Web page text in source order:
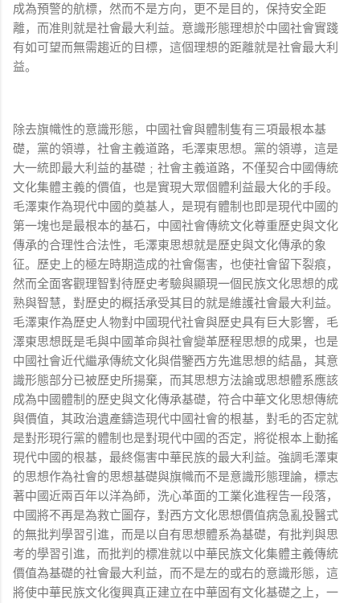
成為預警的航標，然而不是方向，更不是目的，保持安全距
離，而准則就是社會最大利益。意識形態理想於中國社會實踐
有如可望而無需趨近的目標，這個理想的距離就是社會最大利
益。
除去旗幟性的意識形態，中國社會與體制隻有三項最根本基
礎，黨的領導，社會主義道路，毛澤東思想。黨的領導，這是
大一統即最大利益的基礎﹔社會主義道路，不僅契合中國傳統
文化集體主義的價值，也是實現大眾個體利益最大化的手段。
毛澤東作為現代中國的奠基人，是現有體制也即是現代中國的
第一塊也是最根本的基石，中國社會傳統文化尊重歷史與文化
傳承的合理性合法性，毛澤東思想就是歷史與文化傳承的象
征。歷史上的極左時期造成的社會傷害，也使社會留下裂痕，
然而全面客觀理智對待歷史考驗與顯現一個民族文化思想的成
熟與智慧，對歷史的概括承受其目的就是維護社會最大利益。
毛澤東作為歷史人物對中國現代社會與歷史具有巨大影響，毛
澤東思想既是毛與中國革命與社會變革歷程思想的成果，也是
中國社會近代繼承傳統文化與借鑒西方先進思想的結晶，其意
識形態部分已被歷史所揚棄，而其思想方法論或思想體系應該
成為中國體制的歷史與文化傳承基礎，符合中華文化思想傳統
與價值，其政治遺產鑄造現代中國社會的根基，對毛的否定就
是對形現行黨的體制也是對現代中國的否定，將從根本上動搖
現代中國的根基，最終傷害中華民族的最大利益。強調毛澤東
的思想作為社會的思想基礎與旗幟而不是意識形態理論，標志
著中國近兩百年以洋為師，洗心革面的工業化進程告一段落，
中國將不再是為救亡圖存，對西方文化思想價值病急亂投醫式
的無批判學習引進，而是以自有思想體系為基礎，有批判與思
考的學習引進，而批判的標准就以中華民族文化集體主義傳統
價值為基礎的社會最大利益，而不是左的或右的意識形態，這
將使中華民族文化復興真正建立在中華固有文化基礎之上，一